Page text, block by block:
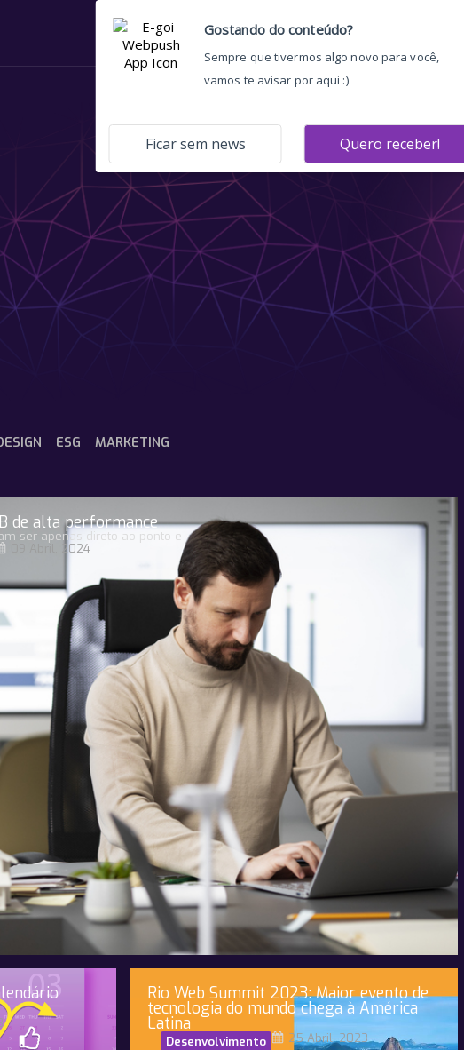
Home
ESG MARKETING
de alta performance
ser apenas direto ao ponto e
09 Abril, 2024
Rio Web Summit 2023: Maior evento de
tecnologia do mundo chega à América
Latina
Desenvolvimento 25 Abril, 2023